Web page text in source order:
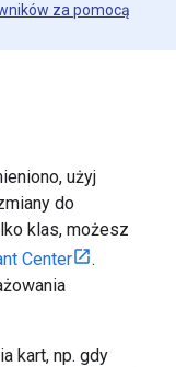
za pomocą
użyj
do
klas, możesz
Center
.
kart, np. gdy